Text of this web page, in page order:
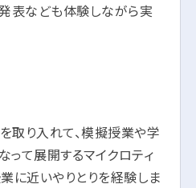
表なども体験しながら実
取り入れて、模擬授業や学
て展開するマイクロティ
に近いやりとりを経験しま